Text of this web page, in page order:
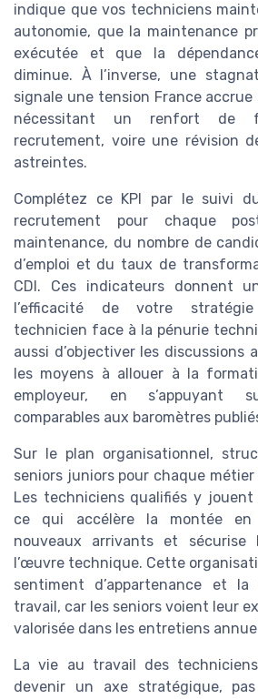
indique que vos techniciens
autonomie, que la maintenance
exécutée et que la
diminue. À l’inverse, une
signale une tension France
nécessitant un renfort de
recrutement, voire une révision
astreintes.
Complétez ce KPI par le suivi
recrutement pour chaque
maintenance, du nombre de
d’emploi et du taux de
CDI. Ces indicateurs donnent
l’efficacité de votre
technicien face à la pénurie
aussi d’objectiver les discussions
les moyens à allouer à la
employeur, en s’appuyant
comparables aux baromètres
Sur le plan organisationnel,
seniors juniors pour chaque
Les techniciens qualifiés y
ce qui accélère la montée en
nouveaux arrivants et sécurise
l’œuvre technique. Cette
sentiment d’appartenance et
travail, car les seniors voient leur
valorisée dans les entretiens
La vie au travail des
devenir un axe stratégique,